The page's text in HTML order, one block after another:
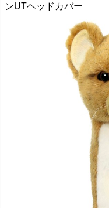
ンUTヘッドカバー